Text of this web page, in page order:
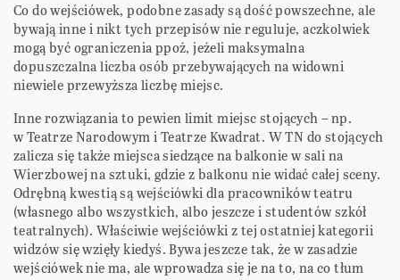
Co do wejściówek, podobne zasady są dość powszechne, ale
bywają inne i nikt tych przepisów nie reguluje, aczkolwiek
mogą być ograniczenia ppoż, jeżeli maksymalna
dopuszczalna liczba osób przebywających na widowni
niewiele przewyższa liczbę miejsc.
Inne rozwiązania to pewien limit miejsc stojących – np.
w Teatrze Narodowym i Teatrze Kwadrat. W TN do stojących
zalicza się także miejsca siedzące na balkonie w sali na
Wierzbowej na sztuki, gdzie z balkonu nie widać całej sceny.
Odrębną kwestią są wejściówki dla pracowników teatru
(własnego albo wszystkich, albo jeszcze i studentów szkół
teatralnych). Właściwie wejściówki z tej ostatniej kategorii
widzów się wzięły kiedyś. Bywa jeszcze tak, że w zasadzie
wejściówek nie ma, ale wprowadza się je na to, na co tłum